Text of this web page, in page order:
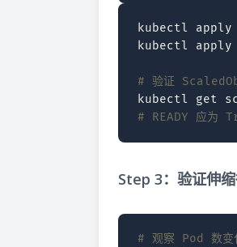
kubectl apply
kubectl
apply
# 验证
kubectl
get
# READY 应为
Step 3：验证伸
# 观察 Pod 数变